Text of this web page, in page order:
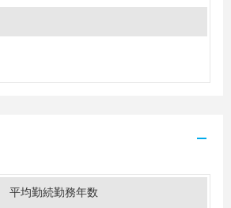
平均勤続勤務年数